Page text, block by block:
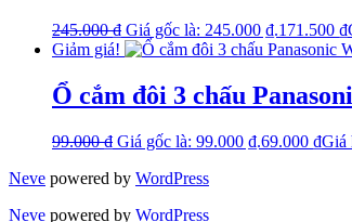
245.000₫ Giá gốc là: 245.000 ₫.171.500 ₫
Giảm giá!
Ổ cắm đôi 3 chấu
99.000₫ Giá gốc là: 99.000 ₫.69.000 ₫Giá
Neve powered by WordPress
Neve powered by WordPress